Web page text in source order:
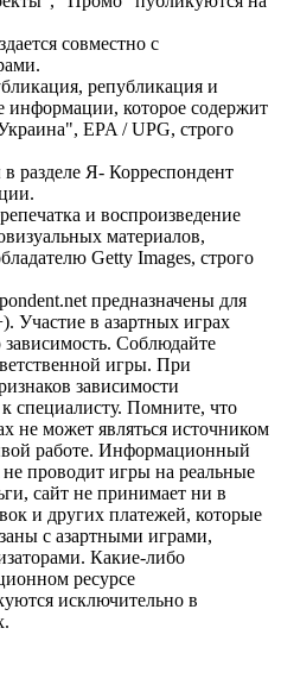
совместно с
републикация и
информации, которое содержит
EPA / UPG, строго
разделе Я- Корреспондент
и воспроизведение
материалов,
Getty Images, строго
предназначены для
Участие в азартных играх
Соблюдайте
игры. При
зависимости
специалисту. Помните, что
не может являться источником
работе. Информационный
не проводит игры на реальные
сайт не принимает ни в
и других платежей, которые
с азартными играми,
Какие-либо
ресурсе
исключительно в